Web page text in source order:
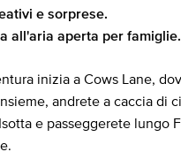
e sorprese.
all'aria aperta per famiglie.
inizia a Cows Lane,
andrete a caccia di
e passeggerete